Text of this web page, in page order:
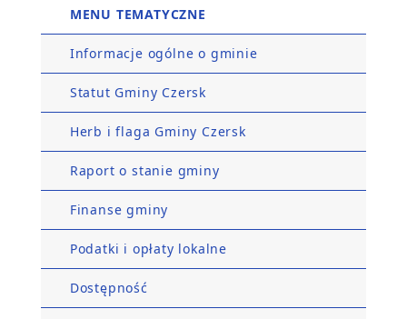
MENU TEMATYCZNE
Informacje ogólne o gminie
Statut Gminy Czersk
Herb i flaga Gminy Czersk
Raport o stanie gminy
Finanse gminy
Podatki i opłaty lokalne
Dostępność